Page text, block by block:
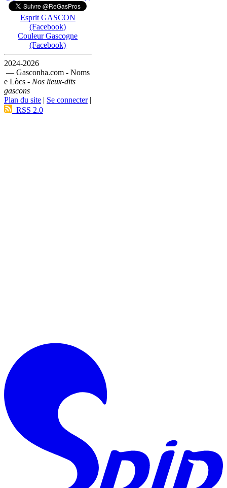
Esprit GASCON
(Facebook)
Couleur Gascogne
(Facebook)
2024-2026
— Gasconha.com - Noms
e Lòcs - Nos lieux-dits
gascons
Plan du site | Se connecter|
RSS 2.0